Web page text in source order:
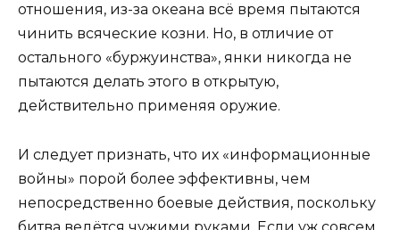
отношения, из-за океана всё время пытаются
чинить всяческие козни. Но, в отличие от
остального «буржуинства», янки никогда не
пытаются делать этого в открытую,
действительно применяя оружие.
И следует признать, что их «информационные
войны» порой более эффективны, чем
непосредственно боевые действия, поскольку
битва ведётся чужими руками. Если уж совсем